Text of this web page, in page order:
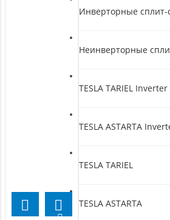
Инверторные сплит-
Неинверторные
TESLA TARIEL Inverter
TESLA ASTARTA
TESLA TARIEL
TESLA ASTARTA